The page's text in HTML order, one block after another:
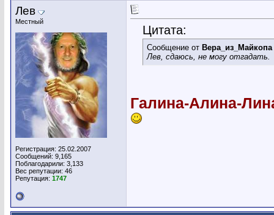
Лев
Местный
Регистрация: 25.02.2007
Сообщений: 9,165
Поблагодарили: 3,133
Вес репутации: 46
Репутация: 1747
Цитата:
Сообщение от Вера_из_Майкопа
Лев, сдаюсь, не могу отгадать.
Галина-Алина-